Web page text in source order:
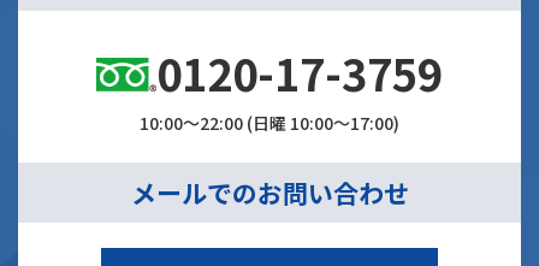
0120-17-3759
10:00～22:00 (日曜 10:00～17:00)
メールでのお問い合わせ